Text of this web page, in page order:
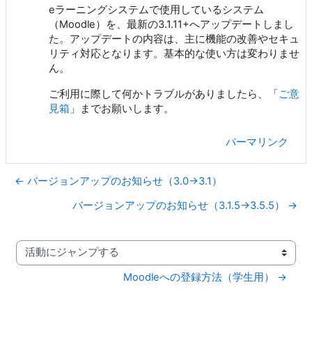
eラーニングシステムで使用しているシステム
（Moodle）を、最新の3.1.11+へアップデートしまし
た。アップデートの内容は、主に機能の改善やセキュ
リティ対応となります。基本的な使い方は変わりませ
ん。
ご利用に際して何かトラブルがありましたら、「ご意
見箱 」までお願いします。
パーマリンク
← バージョンアップのお知らせ（3.0→3.1）
バージョンアップのお知らせ（3.1.5→3.5.5） →
活動にジャンプする
Moodleへの登録方法（学生用） →